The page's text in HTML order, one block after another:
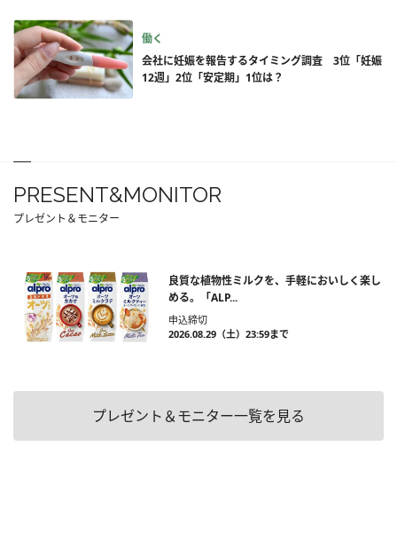
働く
会社に妊娠を報告するタイミング調査 3位「妊娠
12週」2位「安定期」1位は？
PRESENT&MONITOR
プレゼント＆モニター
良質な植物性ミルクを、手軽においしく楽し
める。「ALP...
申込締切
2026.08.29（土）23:59まで
プレゼント＆モニター一覧を見る